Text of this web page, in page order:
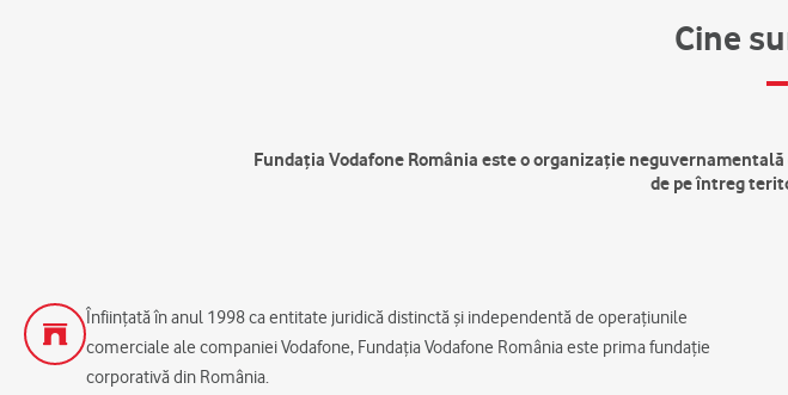
Cine
Fundația Vodafone România este o organizație
de pe întreg
Înființată în anul 1998 ca entitate juridică distinctă și independentă de operațiunile
comerciale ale companiei Vodafone, Fundația Vodafone România este prima fundație
corporativă din România.